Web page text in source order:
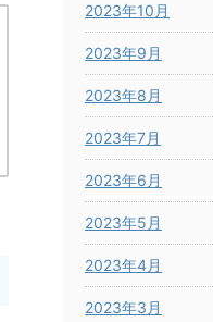
2023年10月
2023年9月
2023年8月
2023年7月
2023年6月
2023年5月
2023年4月
2023年3月